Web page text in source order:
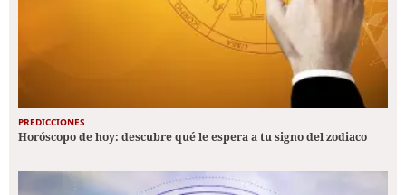
PREDICCIONES
Horóscopo de hoy: descubre qué le espera a tu signo del zodiaco